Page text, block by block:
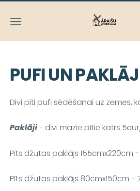
PUFI UN
Divi pīti pufi sēdēšanai uz zemes,
Paklāji- divi mazie pītie katrs
Pīts džutas paklājs 155cmx220cm
Pīts džutas paklājs 80cmx150cm -